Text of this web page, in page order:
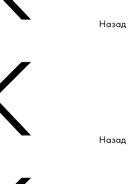
Назад
Назад